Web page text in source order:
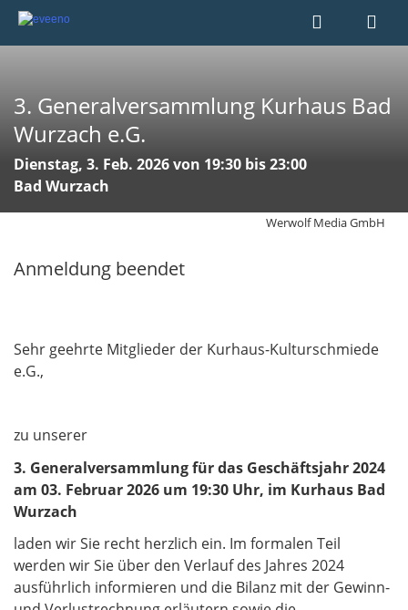
3. Generalversammlung Kurhaus Bad
Wurzach e.G.
Dienstag, 3. Feb. 2026 von 19:30 bis 23:00
Bad Wurzach
Werwolf Media GmbH
Anmeldung beendet
Sehr geehrte Mitglieder der Kurhaus-Kulturschmiede
e.G.,
zu unserer
3. Generalversammlung für das Geschäftsjahr 2024
am 03. Februar 2026 um 19:30 Uhr, im Kurhaus Bad
Wurzach
laden wir Sie recht herzlich ein. Im formalen Teil
werden wir Sie über den Verlauf des Jahres 2024
ausführlich informieren und die Bilanz mit der Gewinn-